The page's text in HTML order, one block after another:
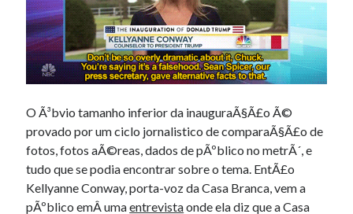
O Ã³bvio tamanho inferior da inauguraÃ§Ã£o Ã©
provado por um ciclo jornalistico de comparaÃ§Ã£o de
fotos, fotos aÃ©reas, dados de pÃºblico no metrÃ´, e
tudo que se podia encontrar sobre o tema. EntÃ£o
Kellyanne Conway, porta-voz da Casa Branca, vem a
pÃºblico emÂ umaentrevistaonde ela diz que a Casa